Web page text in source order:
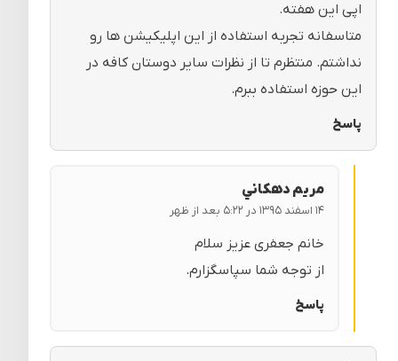
اپی این هفته.
متاسفانه تجربه استفاده از این اپلیکیشن ها رو
نداشتم. منتظرم تا از نظرات سایر دوستان کافه در
این حوزه استفاده ببرم.
پاسخ
مريم دهكاني
۱۴ اسفند ۱۳۹۵ در ۵:۲۲ بعد از ظهر
خانم جعفری عزیز سلام
از توجه شما سپاسگزارم.
پاسخ